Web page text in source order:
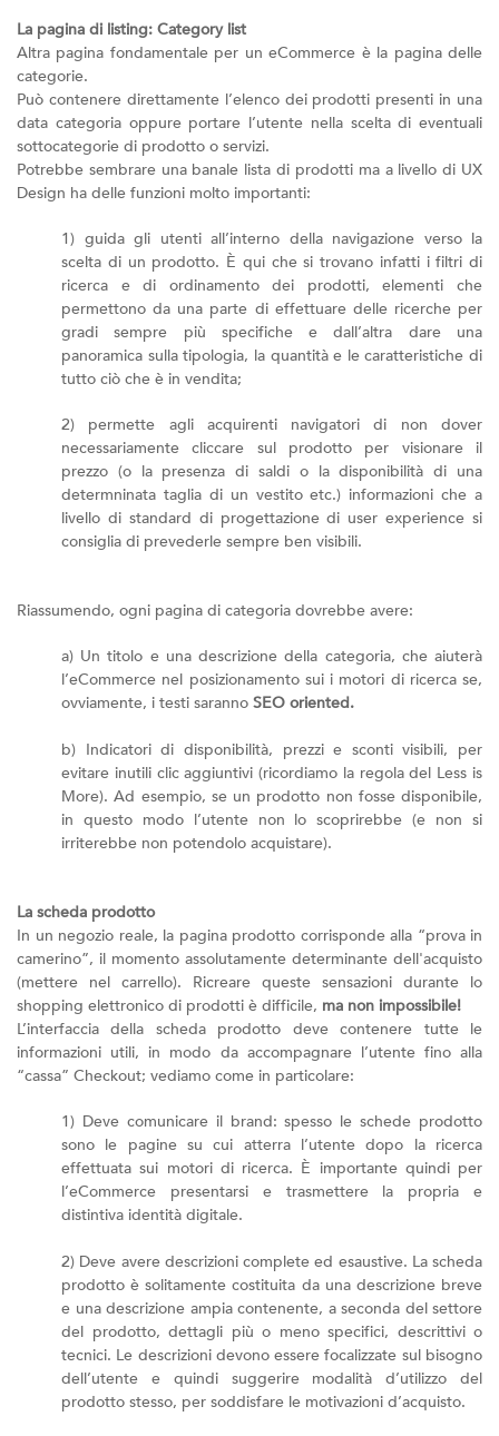
La pagina di listing: Category list
Altra pagina fondamentale per un eCommerce è la pagina delle
categorie.
Può contenere direttamente l’elenco dei prodotti presenti in una
data categoria oppure portare l’utente nella scelta di eventuali
sottocategorie di prodotto o servizi.
Potrebbe sembrare una banale lista di prodotti ma a livello di UX
Design ha delle funzioni molto importanti:
1) guida gli utenti all’interno della navigazione verso la
scelta di un prodotto. È qui che si trovano infatti i filtri di
ricerca e di ordinamento dei prodotti, elementi che
permettono da una parte di effettuare delle ricerche per
gradi sempre più specifiche e dall’altra dare una
panoramica sulla tipologia, la quantità e le caratteristiche di
tutto ciò che è in vendita;
2) permette agli acquirenti navigatori di non dover
necessariamente cliccare sul prodotto per visionare il
prezzo (o la presenza di saldi o la disponibilità di una
determninata taglia di un vestito etc.) informazioni che a
livello di standard di progettazione di user experience si
consiglia di prevederle sempre ben visibili.
Riassumendo, ogni pagina di categoria dovrebbe avere:
a) Un titolo e una descrizione della categoria, che aiuterà
l’eCommerce nel posizionamento sui i motori di ricerca se,
ovviamente, i testi saranno SEO oriented.
b) Indicatori di disponibilità, prezzi e sconti visibili, per
evitare inutili clic aggiuntivi (ricordiamo la regola del Less is
More). Ad esempio, se un prodotto non fosse disponibile,
in questo modo l’utente non lo scoprirebbe (e non si
irriterebbe non potendolo acquistare).
La scheda prodotto
In un negozio reale, la pagina prodotto corrisponde alla “prova in
camerino”, il momento assolutamente determinante dell'acquisto
(mettere nel carrello). Ricreare queste sensazioni durante lo
shopping elettronico di prodotti è difficile, ma non impossibile!
L’interfaccia della scheda prodotto deve contenere tutte le
informazioni utili, in modo da accompagnare l’utente fino alla
“cassa” Checkout; vediamo come in particolare:
1) Deve comunicare il brand: spesso le schede prodotto
sono le pagine su cui atterra l’utente dopo la ricerca
effettuata sui motori di ricerca. È importante quindi per
l’eCommerce presentarsi e trasmettere la propria e
distintiva identità digitale.
2) Deve avere descrizioni complete ed esaustive. La scheda
prodotto è solitamente costituita da una descrizione breve
e una descrizione ampia contenente, a seconda del settore
del prodotto, dettagli più o meno specifici, descrittivi o
tecnici. Le descrizioni devono essere focalizzate sul bisogno
dell’utente e quindi suggerire modalità d’utilizzo del
prodotto stesso, per soddisfare le motivazioni d’acquisto.